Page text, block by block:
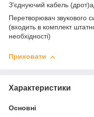
З'єднуючий кабель
Перетворювач звукового
(входить в комплект
необхідності)
Приховати
Характеристики
Основні